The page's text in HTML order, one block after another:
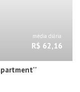
média diária
R$ 62,16